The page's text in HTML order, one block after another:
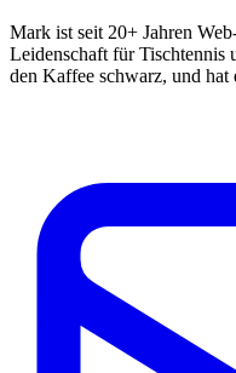
Mark ist seit 20+ Jahren
Leidenschaft für Tischtennis
den Kaffee schwarz, und hat